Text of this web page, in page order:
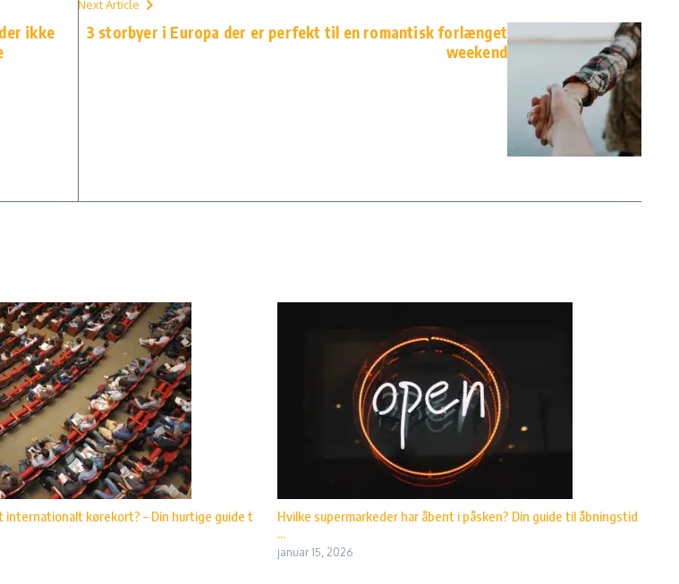
ikke
Next Article
3 storbyer i Europa der er perfekt til en romantisk forlænget
weekend
internationalt kørekort? – Din hurtige guide t
Hvilke supermarkeder har åbent i påsken? Din guide til åbningstid
...
januar 15, 2026